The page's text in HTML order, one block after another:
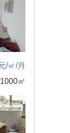
/㎡/月
1000㎡